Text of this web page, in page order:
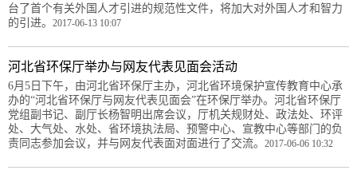
台了首个有关外国人才引进的规范性文件，将加大对外国人才和智力
的引进。 2017-06-13 10:07
河北省环保厅举办与网友代表见面会活动
6月5日下午，由河北省环保厅主办，河北省环境保护宣传教育中心承
办的“河北省环保厅与网友代表见面会”在环保厅举办。河北省环保厅
党组副书记、副厅长杨智明出席会议，厅机关规财处、政法处、环评
处、大气处、水处、省环境执法局、预警中心、宣教中心等部门的负
责同志参加会议，并与网友代表面对面进行了交流。 2017-06-06 10:32